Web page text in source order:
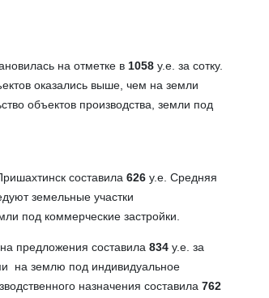
на отметке в 1058 у.е. за сотку.
оказались выше, чем на земли
объектов производства, земли под
составила626 у.е. Средняя
земельные участки
под коммерческие застройки.
предложения составила834 у.е. за
на землю под индивидуальное
назначения составила762